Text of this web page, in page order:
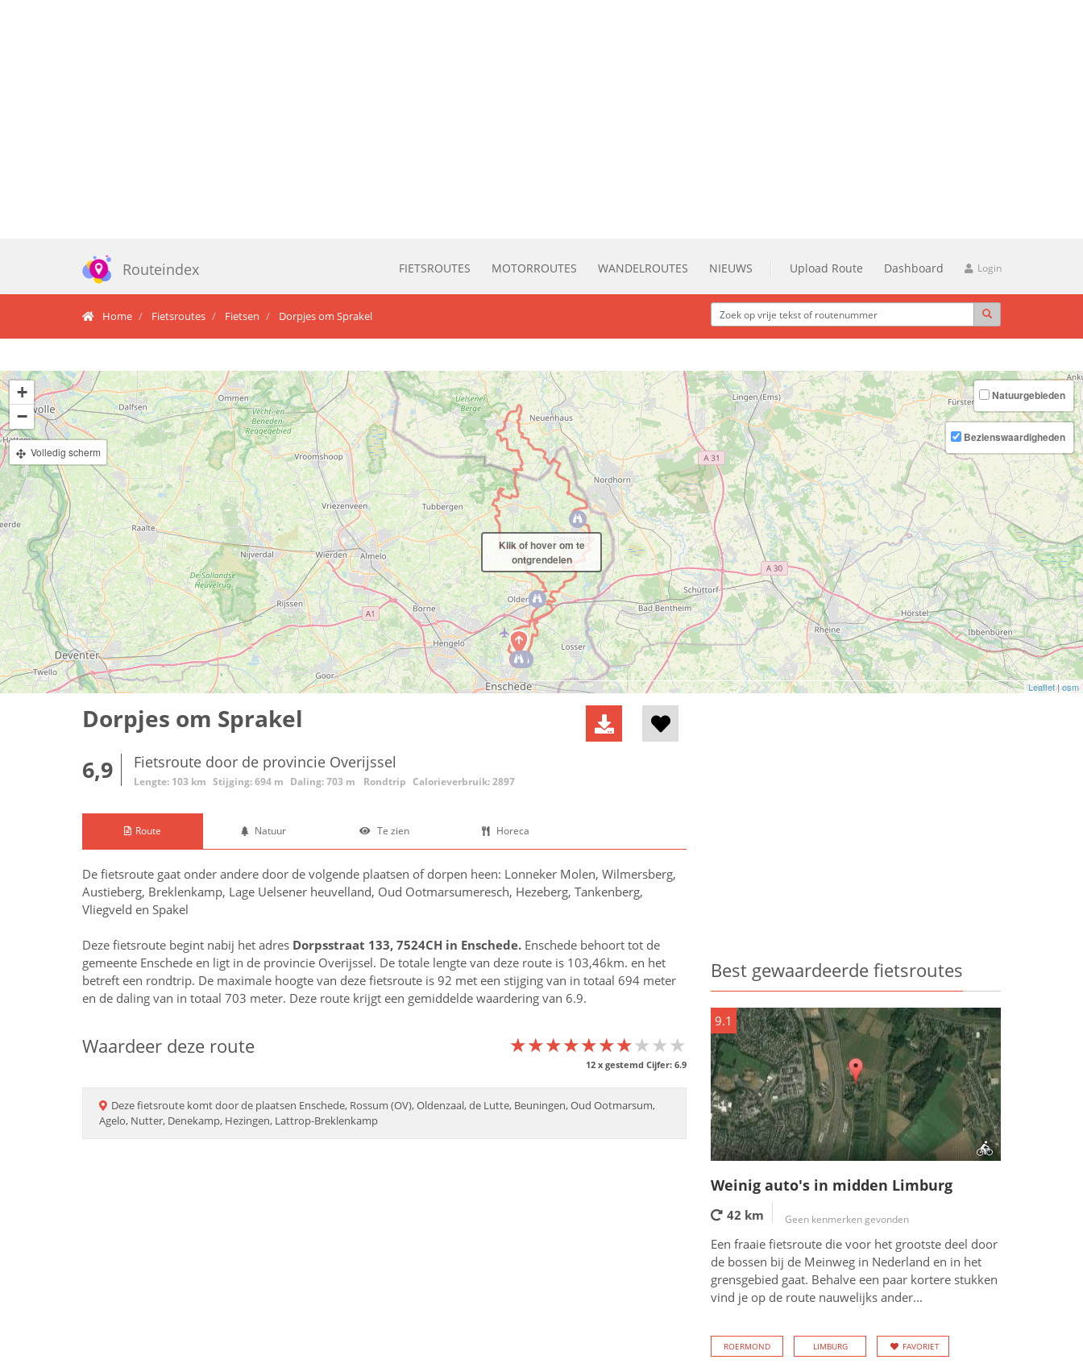
Routeindex FIETSROUTES MOTORROUTES WANDELROUTES NIEUWS Upload Route Dashboard Login
Home Fietsroutes Fietsen Dorpjes om Sprakel
+
−
Volledig scherm
Natuurgebieden
Bezienswaardigheden
Leaflet|osm
Klik of hover om te
ontgrendelen
Dorpjes om Sprakel
6,9 Fietsroute door de provincie Overijssel
Lengte: 103 km Stijging: 694 m Daling: 703 m Rondtrip Calorieverbruik: 2897
Route Natuur Te zien Horeca
De fietsroute gaat onder andere door de volgende plaatsen of dorpen heen: Lonneker Molen, Wilmersberg,
Austieberg, Breklenkamp, Lage Uelsener heuvelland, Oud Ootmarsumeresch, Hezeberg, Tankenberg,
Vliegveld en Spakel
Deze fietsroute begint nabij het adres Dorpsstraat 133, 7524CH in Enschede. Enschede behoort tot de
gemeente Enschede en ligt in de provincie Overijssel. De totale lengte van deze route is 103,46km. en het
betreft een rondtrip. De maximale hoogte van deze fietsroute is 92 met een stijging van in totaal 694 meter
en de daling van in totaal 703 meter. Deze route krijgt een gemiddelde waardering van 6.9.
Waardeer deze route ★★★★★★★★★★
★★★★★★★★★★
★★★★★★★★★★
12x gestemd Cijfer: 6.9
Dezefietsroute komt door de plaatsen Enschede, Rossum (OV), Oldenzaal, de Lutte, Beuningen, Oud Ootmarsum,
Agelo, Nutter, Denekamp, Hezingen, Lattrop-Breklenkamp
Best gewaardeerde fietsroutes
9.1
Weinig auto's in midden Limburg
42 km Geen kenmerken gevonden
Een fraaie fietsroute die voor het grootste deel door
de bossen bij de Meinweg in Nederland en in het
grensgebied gaat. Behalve een paar kortere stukken
vind je op de route nauwelijks ander...
ROERMOND LIMBURG FAVORIET